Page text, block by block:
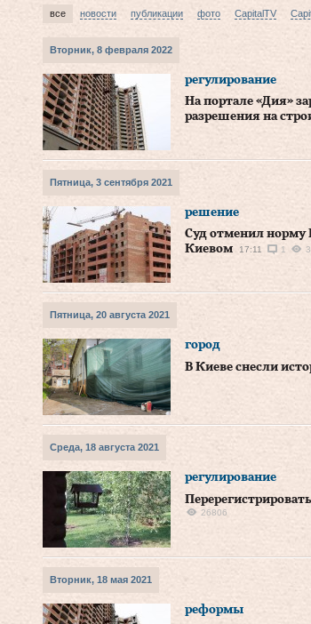
все новости публикации фото CapitalTV
Вторник, 8 февраля 2022
регулирование
На портале «Дия»
разрешения на
Пятница, 3 сентября 2021
решение
Суд отменил норму
Киевом
17:11 1
Пятница, 20 августа 2021
город
В Киеве снесли
Среда, 18 августа 2021
регулирование
26806
Вторник, 18 мая 2021
реформы